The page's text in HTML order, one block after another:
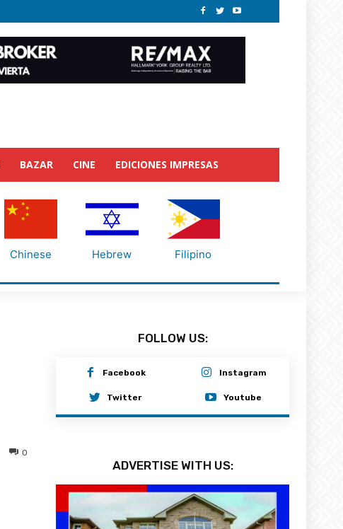
BAZAR CINE EDICIONES IMPRESAS
Chinese Hebrew Filipino
0
FOLLOW US:
Facebook Instagram
Twitter Youtube
ADVERTISE WITH US: